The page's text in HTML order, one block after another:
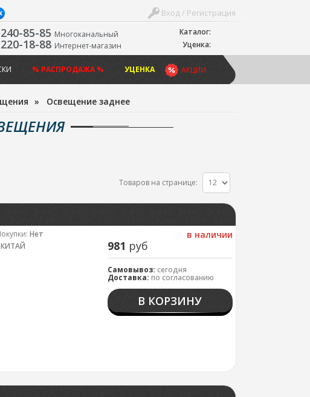
Каталог:
Уценка:
Вход / Регистрация
85-85 Многоканальный
18-88 Интернет-магазин
АКЦИИ
% РАСПРОДАЖА % УЦЕНКА
» Освещение заднее
Товаров на странице:
в наличии
981 руб
Самовывоз: сегодня
Доставка: по согласованию
В КОРЗИНУ
Нет
КИТАЙ